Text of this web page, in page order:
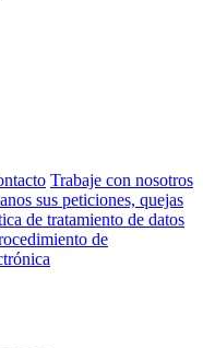
Trabaje con nosotros
sus peticiones, quejas
de tratamiento de datos
de